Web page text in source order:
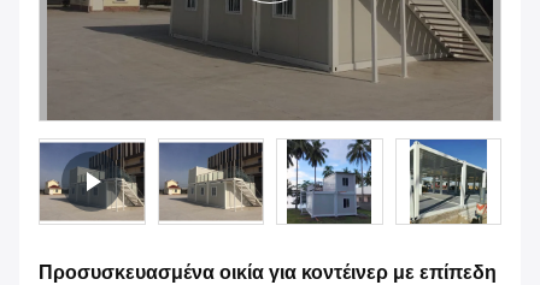
Προσυσκευασμένα οικία για κοντέινερ με επίπεδη